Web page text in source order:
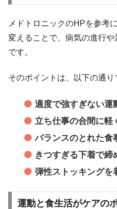
メドトロニックのHPを参考
変えることで、病気の進行
です。
そのポイントは、以下の通り
適度で強すぎない運
立ち仕事の合間に軽
バランスのとれた食
きつすぎる下着で締
弾性ストッキングを
運動と食生活がケアの